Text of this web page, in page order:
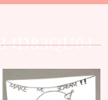
B4D83QU04